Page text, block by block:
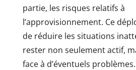
partie, les risques relatifs à
l’approvisionnement. Ce
de réduire les situations
rester non seulement actif,
face à d’éventuels